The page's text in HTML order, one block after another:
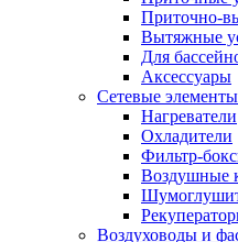
Приточно-
Вытяжные
Для
Аксессуары
Сетевые элементы
Нагреватели
Охладители
Фильтр-
Воздушные
Воздуховоды и